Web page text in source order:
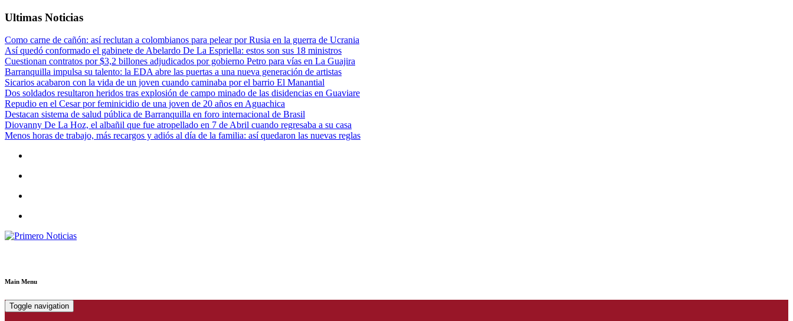
Ultimas Noticias
Como carne de cañón: así reclutan a colombianos para pelear por Rusia en la guerra de Ucrania
Así quedó conformado el gabinete de Abelardo De La Espriella: estos son sus 18 ministros
Cuestionan contratos por $3,2 billones adjudicados por gobierno Petro para vías en La Guajira
Barranquilla impulsa su talento: la EDA abre las puertas a una nueva generación de artistas
Sicarios acabaron con la vida de un joven cuando caminaba por el barrio El Manantial
Dos soldados resultaron heridos tras explosión de campo minado de las disidencias en Guaviare
Repudio en el Cesar por feminicidio de una joven de 20 años en Aguachica
Destacan sistema de salud pública de Barranquilla en foro internacional de Brasil
Diovanny De La Hoz, el albañil que fue atropellado en 7 de Abril cuando regresaba a su casa
Menos horas de trabajo, más recargos y adiós al día de la familia: así quedaron las nuevas reglas
Main Menu
Toggle navigation